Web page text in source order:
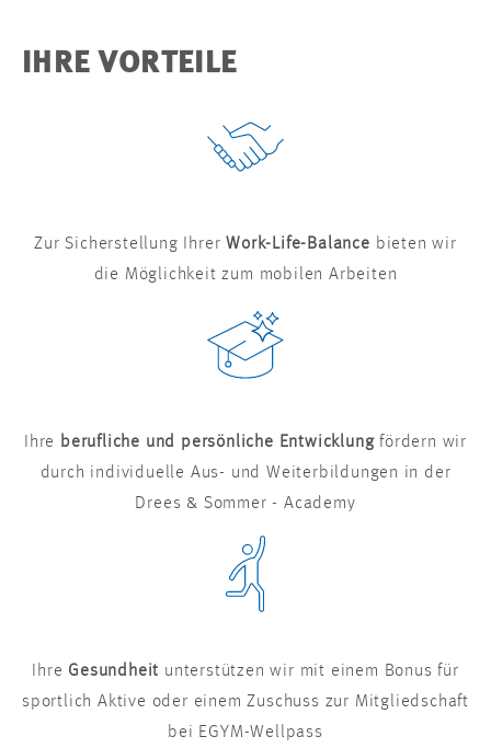
IHRE VORTEILE
Zur Sicherstellung IhrerWork-Life-Balance bieten wir
die Möglichkeit zum mobilen Arbeiten
Ihre berufliche und persönliche Entwicklungfördern wir
durch individuelle Aus- und Weiterbildungen in der
Drees & Sommer - Academy
Ihre Gesundheit unterstützen wir mit einem Bonus für
sportlich Aktive oder einem Zuschuss zur Mitgliedschaft
bei EGYM-Wellpass